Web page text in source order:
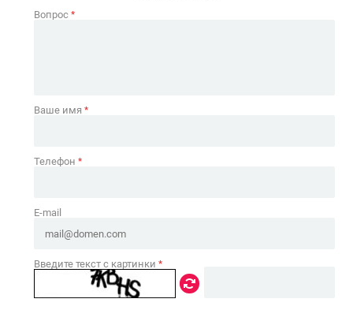
Вопрос *
Ваше имя *
Телефон *
E-mail
Введите текст с картинки *